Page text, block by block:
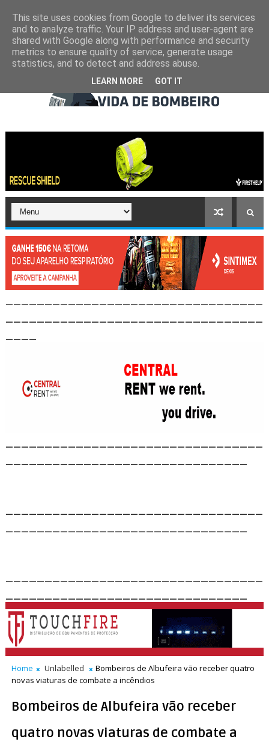
Home Unlabelled
Bombeiros de Albufeira vão receber quatro
novas viaturas de combate a incêndios
Bombeiros de Albufeira vão receber
quatro novas viaturas de combate a
This site uses cookies from Google to deliver its services
and to analyze traffic. Your IP address and user-agent are
shared with Google along with performance and security
metrics to ensure quality of service, generate usage
statistics, and to detect and address abuse.
LEARN MORE GOT IT